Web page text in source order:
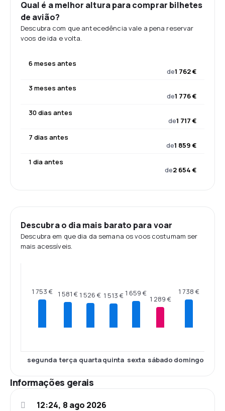
Qual é a melhor altura para comprar bilhetes
de avião?
Descubra com que antecedência vale a pena reservar
voos de ida e volta.
6 meses antes
de1 762 €
3 meses antes
de1 776 €
30 dias antes
de1 717 €
7 dias antes
de1 859 €
1 dia antes
de2 654 €
Descubra o dia mais barato para voar
Descubra em que dia da semana os voos costumam ser
mais acessíveis.
1 753 €
segunda
1 581 €
terça
1 526 €
quarta
1 513 €
quinta
1 659 €
sexta
1 289 €
sábado
1 738 €
domingo
Informações gerais
12:24, 8 ago 2026